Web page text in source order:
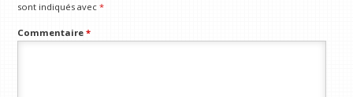
sont indiqués avec*
Commentaire*